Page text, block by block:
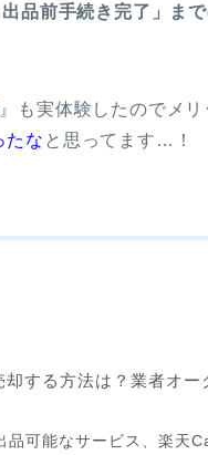
品前手続き完了」ま
』も実体験したのでメ
たな と思ってます…！
する方法は？業者オー
品可能なサービス、楽天